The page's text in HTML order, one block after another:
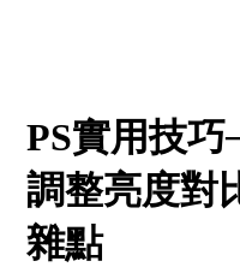
PS實用技巧
調整亮度對
雜點